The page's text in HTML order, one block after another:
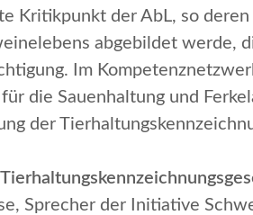
Kritikpunkt der AbL, so
abgebildet werde,
Im
die Sauenhaltung und
der
Sprecher der Initiative